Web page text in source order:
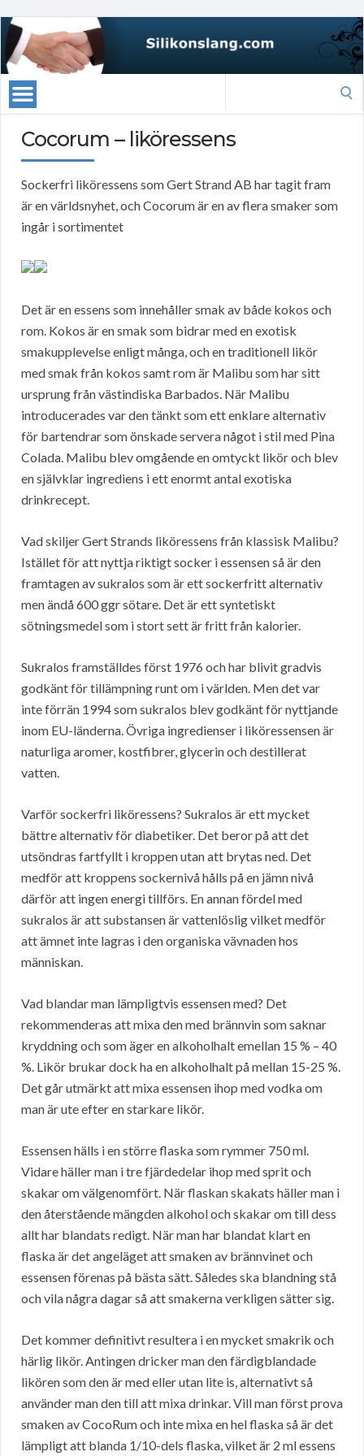
Cocorum – liköressens
Sockerfri liköressens som Gert Strand AB har tagit fram
är en världsnyhet, och Cocorum är en av flera smaker som
ingår i sortimentet
Det är en essens som innehåller smak av både kokos och
rom. Kokos är en smak som bidrar med en exotisk
smakupplevelse enligt många, och en traditionell likör
med smak från kokos samt rom är Malibu som har sitt
ursprung från västindiska Barbados. När Malibu
introducerades var den tänkt som ett enklare alternativ
för bartendrar som önskade servera något i stil med Pina
Colada. Malibu blev omgående en omtyckt likör och blev
en självklar ingrediens i ett enormt antal exotiska
drinkrecept.
Vad skiljer Gert Strands liköressens från klassisk Malibu?
Istället för att nyttja riktigt socker i essensen så är den
framtagen av sukralos som är ett sockerfritt alternativ
men ändå 600 ggr sötare. Det är ett syntetiskt
sötningsmedel som i stort sett är fritt från kalorier.
Sukralos framställdes först 1976 och har blivit gradvis
godkänt för tillämpning runt om i världen. Men det var
inte förrän 1994 som sukralos blev godkänt för nyttjande
inom EU-länderna. Övriga ingredienser i liköressensen är
naturliga aromer, kostfibrer, glycerin och destillerat
vatten.
Varför sockerfri liköressens? Sukralos är ett mycket
bättre alternativ för diabetiker. Det beror på att det
utsöndras fartfyllt i kroppen utan att brytas ned. Det
medför att kroppens sockernivå hålls på en jämn nivå
därför att ingen energi tillförs. En annan fördel med
sukralos är att substansen är vattenlöslig vilket medför
att ämnet inte lagras i den organiska vävnaden hos
människan.
Vad blandar man lämpligtvis essensen med? Det
rekommenderas att mixa den med brännvin som saknar
kryddning och som äger en alkoholhalt emellan 15 % – 40
%. Likör brukar dock ha en alkoholhalt på mellan 15-25 %.
Det går utmärkt att mixa essensen ihop med vodka om
man är ute efter en starkare likör.
Essensen hälls i en större flaska som rymmer 750 ml.
Vidare häller man i tre fjärdedelar ihop med sprit och
skakar om välgenomfört. När flaskan skakats häller man i
den återstående mängden alkohol och skakar om till dess
allt har blandats redigt. När man har blandat klart en
flaska är det angeläget att smaken av brännvinet och
essensen förenas på bästa sätt. Således ska blandning stå
och vila några dagar så att smakerna verkligen sätter sig.
Det kommer definitivt resultera i en mycket smakrik och
härlig likör. Antingen dricker man den färdigblandade
likören som den är med eller utan lite is, alternativt så
använder man den till att mixa drinkar. Vill man först prova
smaken av CocoRum och inte mixa en hel flaska så är det
lämpligt att blanda 1/10-dels flaska, vilket är 2 ml essens